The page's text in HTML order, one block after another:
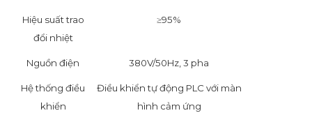
Hiệu suất trao
đổi nhiệt
≥95%
Nguồn điện 380V/50Hz, 3 pha
Hệ thống điều
khiển
Điều khiển tự động PLC với màn
hình cảm ứng